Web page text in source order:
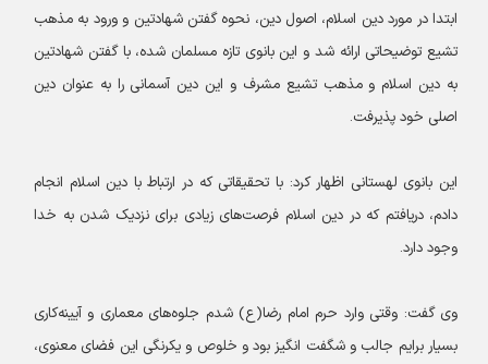
ابتدا در مورد دین اسلام، اصول دین، نحوه گفتن شهادتین و ورود به مذهب
تشیع توضیحاتی ارائه شد و این بانوی تازه مسلمان شده، با گفتن شهادتین
به دین اسلام و مذهب تشیع مشرف و این دین آسمانی را به عنوان دین
اصلی خود پذیرفت.
این بانوی لهستانی اظهار کرد: با تحقیقاتی که در ارتباط با دین اسلام انجام
دادم، دریافتم که در دین اسلام فرصت‌های زیادی برای نزدیک شدن به خدا
وجود دارد.
وی گفت: وقتی وارد حرم امام رضا(ع) شدم جلوه‌های معماری و آیینه‌کاری
بسیار برایم جالب و شگفت انگیز بود و خلوص و یکرنگی این فضای معنوی،